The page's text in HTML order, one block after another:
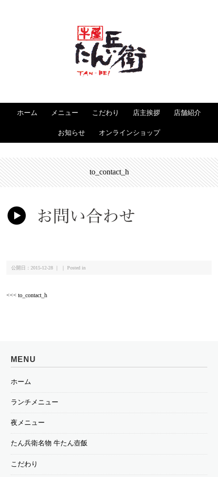
ホーム メニュー こだわり 店主挨拶 店舗紹介
お知らせ オンラインショップ
to_contact_h
公開日：2015-12-28 ｜ ｜ Posted in
<<< to_contact_h
MENU
ホーム
ランチメニュー
夜メニュー
たん兵衛名物 牛たん壺飯
こだわり